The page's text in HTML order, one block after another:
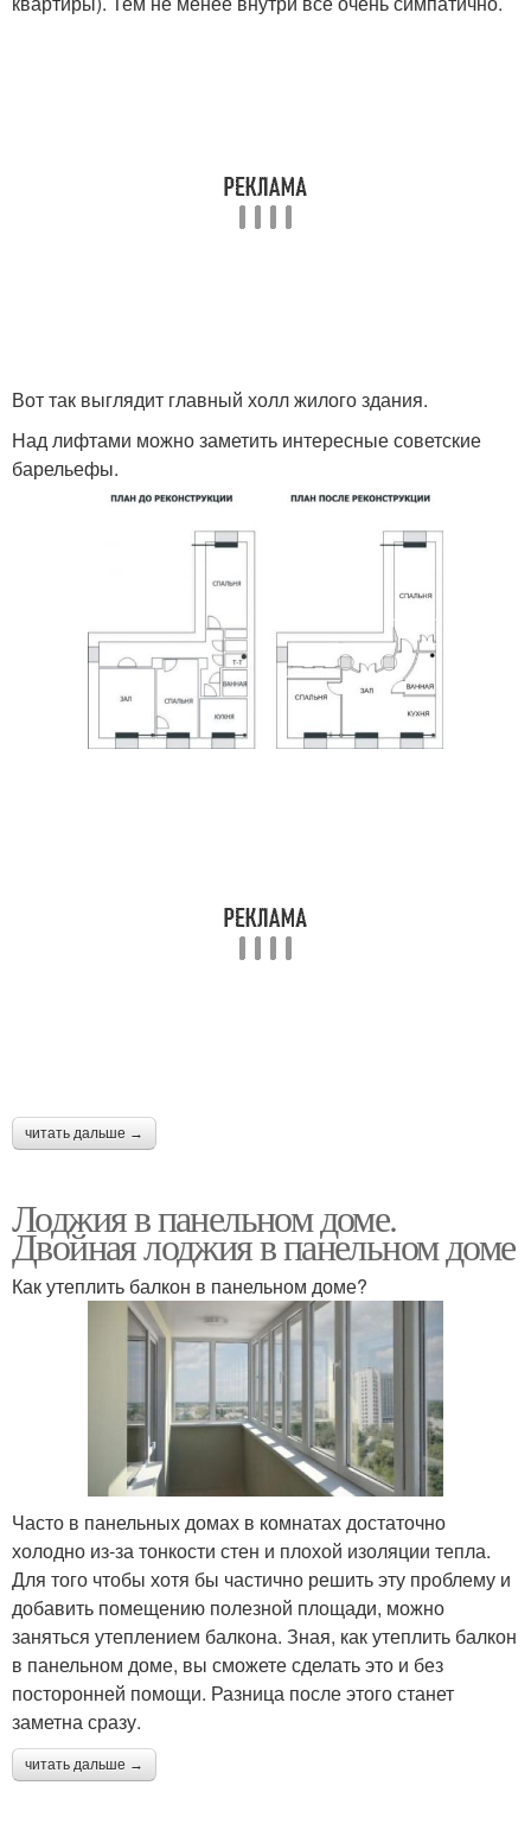
Вот так выглядит главный холл жилого здания.
Над лифтами можно заметить интересные советские
барельефы.
читать дальше →
Лоджия в панельном доме.
Двойная лоджия в панельном доме
Как утеплить балкон в панельном доме?
Часто в панельных домах в комнатах достаточно
холодно из-за тонкости стен и плохой изоляции тепла.
Для того чтобы хотя бы частично решить эту проблему и
добавить помещению полезной площади, можно
заняться утеплением балкона. Зная, как утеплить балкон
в панельном доме, вы сможете сделать это и без
посторонней помощи. Разница после этого станет
заметна сразу.
читать дальше →